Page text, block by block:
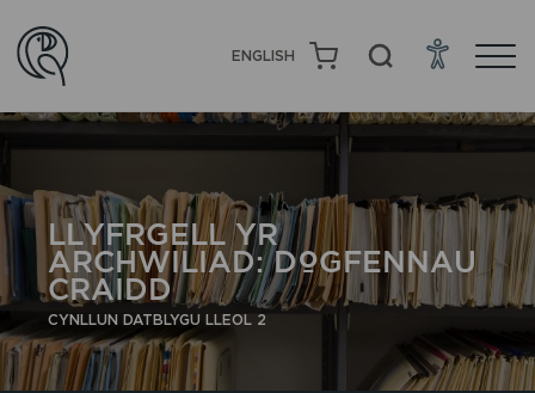
ENGLISH
LLYFRGELL YR
ARCHWILIAD: DOGFENNAU
CRAIDD
CYNLLUN DATBLYGU LLEOL 2